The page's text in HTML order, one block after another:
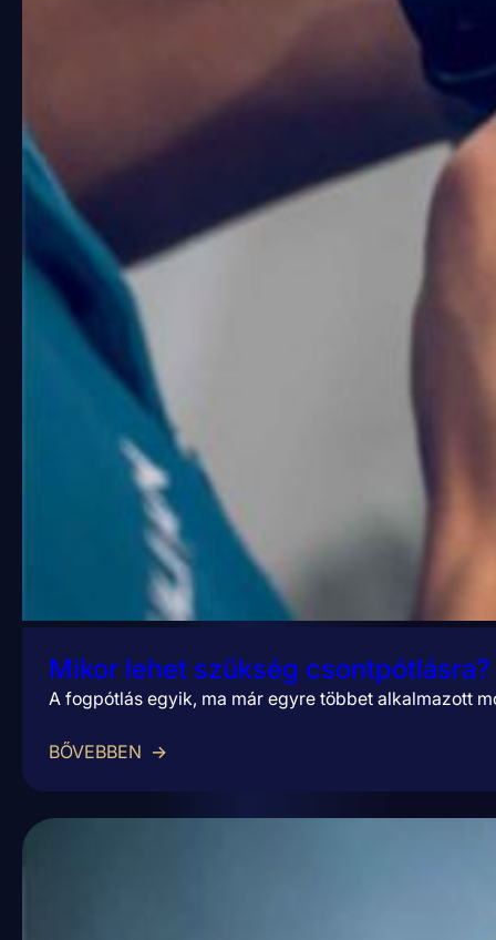
Mikor lehet szükség csontpótlásra?
A fogpótlás egyik, ma már egyre többet alkalmazott
BŐVEBBEN →